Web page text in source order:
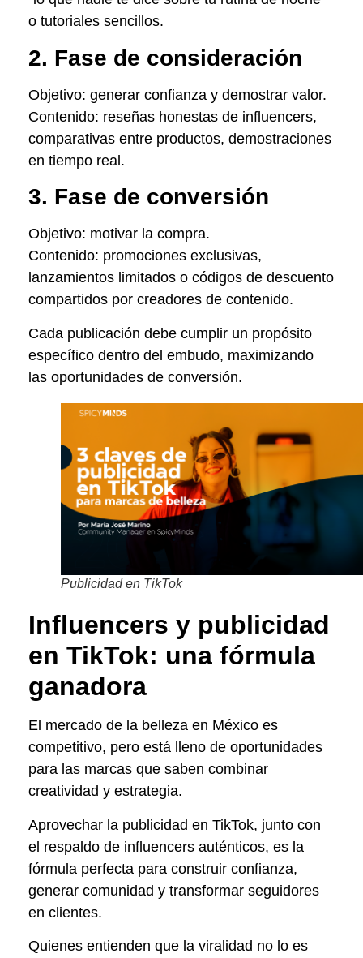
o tutoriales sencillos.
2. Fase de consideración
Objetivo: generar confianza y demostrar valor.
Contenido: reseñas honestas de influencers,
comparativas entre productos, demostraciones
en tiempo real.
3. Fase de conversión
Objetivo: motivar la compra.
Contenido: promociones exclusivas,
lanzamientos limitados o códigos de descuento
compartidos por creadores de contenido.
Cada publicación debe cumplir un propósito
específico dentro del embudo, maximizando
las oportunidades de conversión.
Publicidad en TikTok
Influencers y publicidad
en TikTok: una fórmula
ganadora
El mercado de la belleza en México es
competitivo, pero está lleno de oportunidades
para las marcas que saben combinar
creatividad y estrategia.
Aprovechar la publicidad en TikTok, junto con
el respaldo de influencers auténticos, es la
fórmula perfecta para construir confianza,
generar comunidad y transformar seguidores
en clientes.
Quienes entienden que la viralidad no lo es